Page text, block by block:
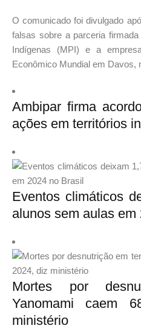
O comunicado foi divulgado
falsas sobre a parceria
Indígenas (MPI) e a
Econômico Mundial em Davos,
Ambipar firma
ações em territórios
Eventos climáticos
alunos sem aulas em
Mortes por
Yanomami caem
ministério